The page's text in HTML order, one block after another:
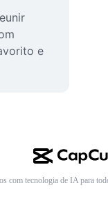
e
com tecnologia de IA para